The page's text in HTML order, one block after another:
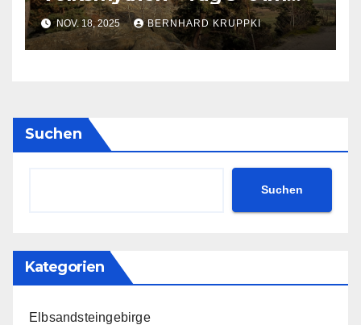
Harz
NOV. 18, 2025 BERNHARD KRUPPKI
Suchen
Suchen
Kategorien
Elbsandsteingebirge